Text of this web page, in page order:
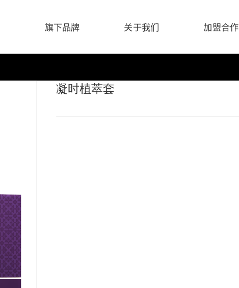
旗下品牌 关于我们 加盟合作
凝时植萃套